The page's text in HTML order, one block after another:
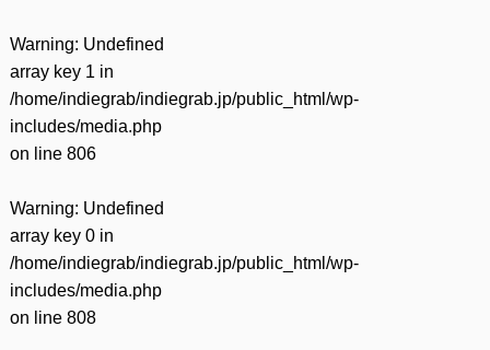
Warning: Undefined
array key 1 in
/home/indiegrab/indiegrab.jp/public_html/wp-
includes/media.php
on line 806
Warning: Undefined
array key 0 in
/home/indiegrab/indiegrab.jp/public_html/wp-
includes/media.php
on line 808